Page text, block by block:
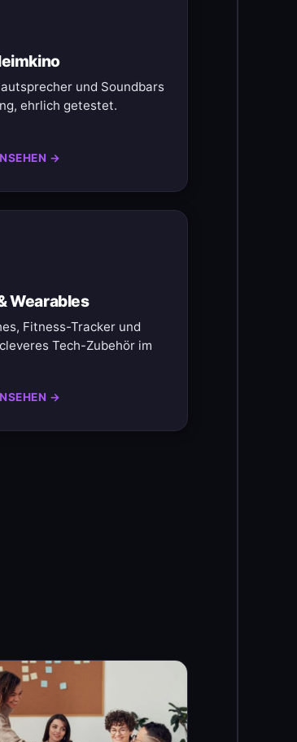
und Soundbars
ehrlich getestet.
→
Wearables
Fitness-Tracker und
Tech-Zubehör im
→